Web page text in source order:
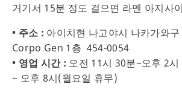
거기서 15분 정도 걸으면 라멘 아지사
• 주소 : 아이치현 나고야시 나카가와
Corpo Gen 1층 454-0054
• 영업 시간 : 오전 11시 30분~오후 2
~ 오후 8시(월요일 휴무)